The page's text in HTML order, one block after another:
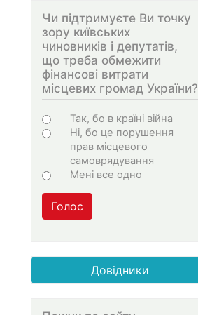
Чи підтримуєте Ви точку
зору київських
чиновників і депутатів,
що треба обмежити
фінансові витрати
місцевих громад України?
Варіанти
Так, бо в країні війна
Ні, бо це порушення
прав місцевого
самоврядування
Мені все одно
Голос
Довідники